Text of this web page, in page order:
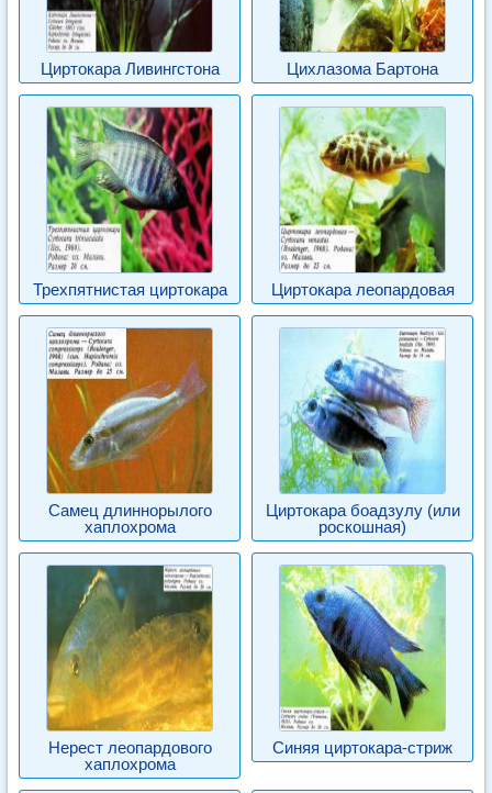
Циртокара Ливингстона Цихлазома Бартона
Трехпятнистая циртокара Циртокара леопардовая
Самец длиннорылого
хаплохрома
Циртокара боадзулу (или
роскошная)
Нерест леопардового
хаплохрома
Синяя циртокара-стриж